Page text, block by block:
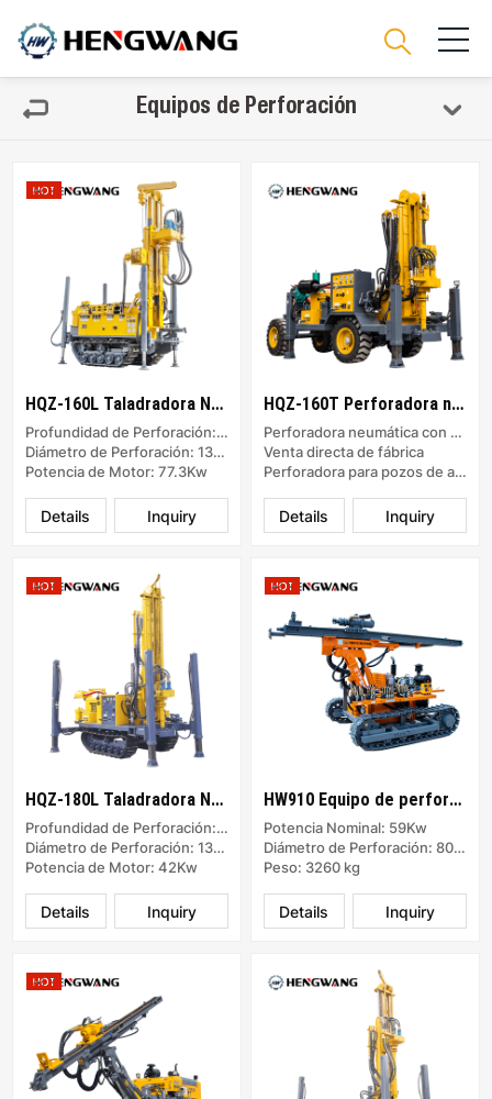
Equipos de Perforación
HQZ-160L Taladradora Neumática
Profundidad de Perforación: 160m
Diámetro de Perforación: 138-203mm
Potencia de Motor: 77.3Kw
Inquiry
Details
HQZ-160T Perforadora neumática con ruedas
Perforadora neumática con ruedas
Venta directa de fábrica
Perforadora para pozos de agua
Inquiry
Details
HQZ-180L Taladradora Neumática
Profundidad de Perforación: 180m
Diámetro de Perforación: 130-254mm
Potencia de Motor: 42Kw
Inquiry
Details
HW910 Equipo de perforación de superficie DTH separado
Potencia Nominal: 59Kw
Diámetro de Perforación: 80-105 mm
Peso: 3260 kg
Inquiry
Details